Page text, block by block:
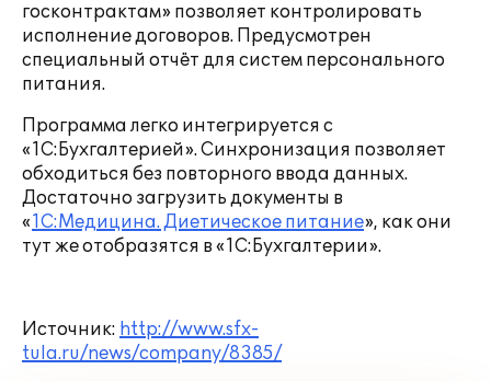
госконтрактам» позволяет контролировать
исполнение договоров. Предусмотрен
специальный отчёт для систем персонального
питания.
Программа легко интегрируется с
«1С:Бухгалтерией». Синхронизация позволяет
обходиться без повторного ввода данных.
Достаточно загрузить документы в
«1С:Медицина. Диетическое питание», как они
тут же отобразятся в «1С:Бухгалтерии».
Источник: http://www.sfx-
tula.ru/news/company/8385/